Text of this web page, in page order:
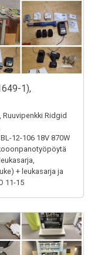
1),
Ruuvipenkki Ridgid
12-106 18V 870W
+ leukasarja ja
11-15